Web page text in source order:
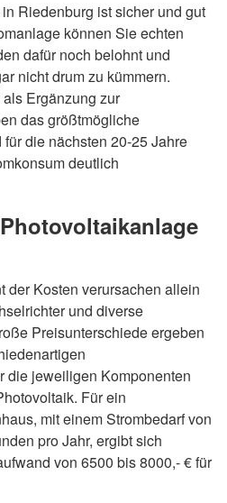
Riedenburg ist sicher und gut
können Sie echten
dafür noch belohnt und
nicht drum zu kümmern.
als Ergänzung zur
das größtmögliche
die nächsten 20-25 Jahre
deutlich
der Kosten verursachen allein
und diverse
Preisunterschiede ergeben
die jeweiligen Komponenten
Für ein
mit einem Strombedarf von
pro Jahr, ergibt sich
von 6500 bis 8000,- € für